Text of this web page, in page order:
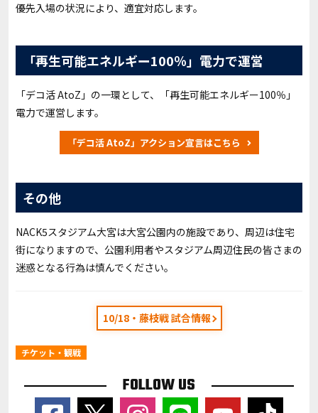
優先入場の状況により、適宜対応します。
「再生可能エネルギー100％」電力で運営
「デコ活 AtoZ」の一環として、「再生可能エネルギー100％」
電力で運営します。
「デコ活 AtoZ」アクション宣言はこちら
その他
NACK5スタジアム大宮は大宮公園内の施設であり、周辺は住宅
街になりますので、公園利用者やスタジアム周辺住民の皆さまの
迷惑となる行為は慎んでください。
10/18・藤枝戦 試合情報
チケット・観戦
FOLLOW US